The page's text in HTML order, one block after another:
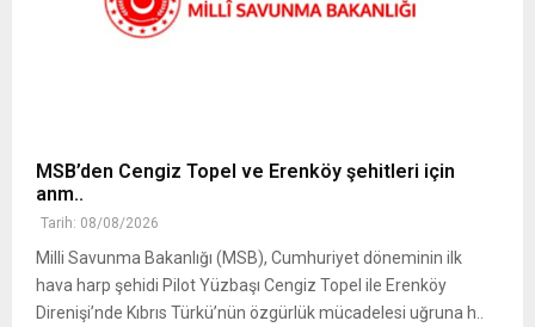
MSB’den Cengiz Topel ve Erenköy şehitleri için
anm..
Tarih: 08/08/2026
Milli Savunma Bakanlığı (MSB), Cumhuriyet döneminin ilk
hava harp şehidi Pilot Yüzbaşı Cengiz Topel ile Erenköy
Direnişi’nde Kıbrıs Türkü’nün özgürlük mücadelesi uğruna h..